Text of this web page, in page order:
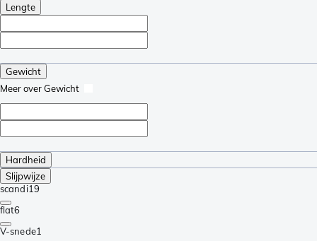
Lengte
Gewicht
Meer over Gewicht
Hardheid
Slijpwijze
scandi19
flat6
V-snede1